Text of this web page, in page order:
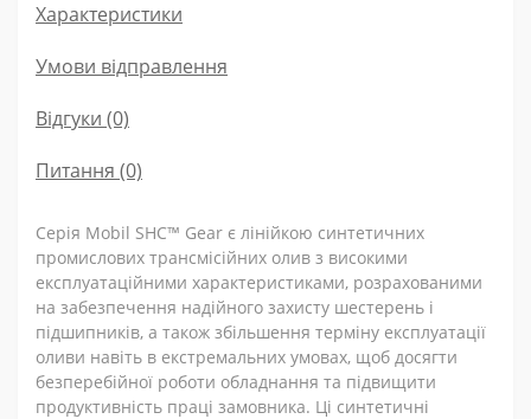
Характеристики
Умови відправлення
Відгуки (0)
Питання (0)
Серія Mobil SHC™ Gear є лінійкою синтетичних
промислових трансмісійних олив з високими
експлуатаційними характеристиками, розрахованими
на забезпечення надійного захисту шестерень і
підшипників, а також збільшення терміну експлуатації
оливи навіть в екстремальних умовах, щоб досягти
безперебійної роботи обладнання та підвищити
продуктивність праці замовника. Ці синтетичні